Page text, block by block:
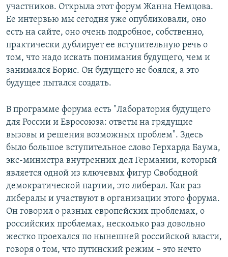
участников. Открыла этот форум Жанна Немцова.
Ее интервью мы сегодня уже опубликовали, оно
есть на сайте, оно очень подробное, собственно,
практически дублирует ее вступительную речь о
том, что надо искать понимания будущего, чем и
занимался Борис. Он будущего не боялся, а это
будущее пытался создать.
В программе форума есть "Лаборатория будущего
для России и Евросоюза: ответы на грядущие
вызовы и решения возможных проблем". Здесь
было большое вступительное слово Герхарда Баума,
экс-министра внутренних дел Германии, который
является одной из ключевых фигур Свободной
демократической партии, это либерал. Как раз
либералы и участвуют в организации этого форума.
Он говорил о разных европейских проблемах, о
российских проблемах, несколько раз довольно
жестко проехался по нынешней российской власти,
говоря о том, что путинский режим – это нечто